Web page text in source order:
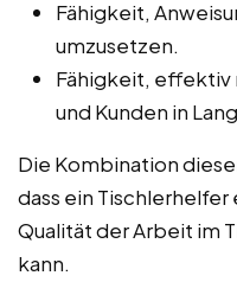
Fähigkeit,
umzusetzen.
Fähigkeit, effektiv
und Kunden in
Die Kombination
dass ein
Qualität der Arbeit im
kann.